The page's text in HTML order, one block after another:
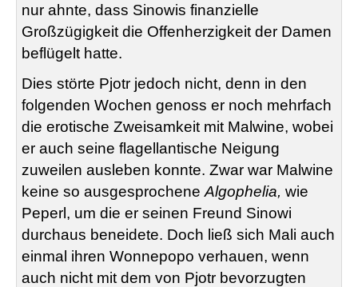
nur ahnte, dass Sinowis finanzielle
Großzügigkeit die Offenherzigkeit der Damen
beflügelt hatte.
Dies störte Pjotr jedoch nicht, denn in den
folgenden Wochen genoss er noch mehrfach
die erotische Zweisamkeit mit Malwine, wobei
er auch seine flagellantische Neigung
zuweilen ausleben konnte. Zwar war Malwine
keine so ausgesprochene Algophelia, wie
Peperl, um die er seinen Freund Sinowi
durchaus beneidete. Doch ließ sich Mali auch
einmal ihren Wonnepopo verhauen, wenn
auch nicht mit dem von Pjotr bevorzugten